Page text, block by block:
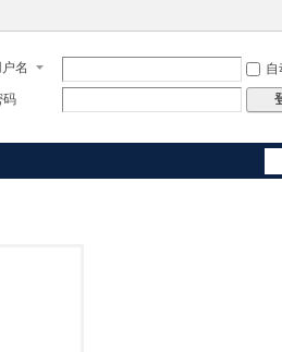
名 自
码